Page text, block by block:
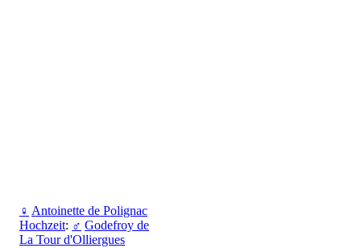
♀ Antoinette de Polignac
Hochzeit: ♂ Godefroy de
La Tour d'Olliergues